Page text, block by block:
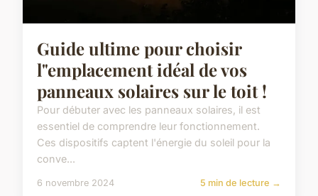
Guide ultime pour choisir
l"emplacement idéal de vos
panneaux solaires sur le toit !
Pour débuter avec les panneaux solaires, il est
essentiel de comprendre leur fonctionnement.
Ces dispositifs captent l'énergie du soleil pour la
conve...
6 novembre 2024 5 min de lecture →